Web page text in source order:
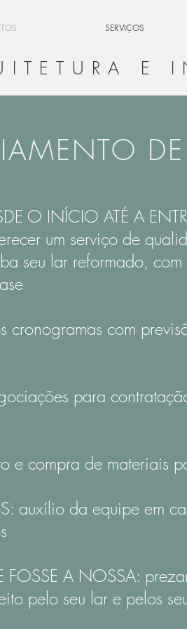
SERVIÇOS
O INÍCIO ATÉ A
um serviço de
seu lar reformado,
cronogramas com
para
e compra de materiais
auxílio da equipe em
A NOSSA:
pelo seu lar e pelos
E